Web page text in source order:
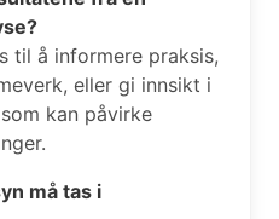
til å informere praksis,
eller gi innsikt i
kan påvirke
må tas i